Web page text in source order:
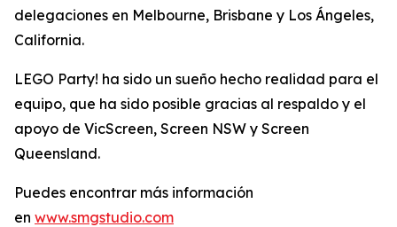
delegaciones en Melbourne, Brisbane y Los Ángeles,
California.
LEGO Party! ha sido un sueño hecho realidad para el
equipo, que ha sido posible gracias al respaldo y el
apoyo de VicScreen, Screen NSW y Screen
Queensland.
Puedes encontrar más información
en www.smgstudio.com